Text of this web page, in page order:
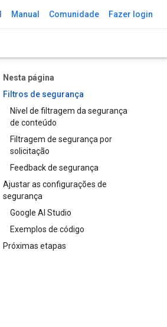
Manual Comunidade Fazer login
Nesta página
Filtros de segurança
Nível de filtragem da segurança
de conteúdo
Filtragem de segurança por
solicitação
Feedback de segurança
Ajustar as configurações de
segurança
Google AI Studio
Exemplos de código
Próximas etapas